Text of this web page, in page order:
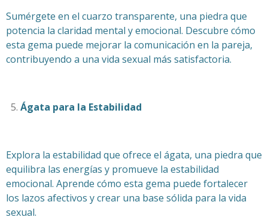
Sumérgete en el cuarzo transparente, una piedra que
potencia la claridad mental y emocional. Descubre cómo
esta gema puede mejorar la comunicación en la pareja,
contribuyendo a una vida sexual más satisfactoria.
Ágata para la Estabilidad
Explora la estabilidad que ofrece el ágata, una piedra que
equilibra las energías y promueve la estabilidad
emocional. Aprende cómo esta gema puede fortalecer
los lazos afectivos y crear una base sólida para la vida
sexual.